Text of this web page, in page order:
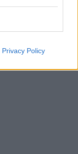
Privacy Policy